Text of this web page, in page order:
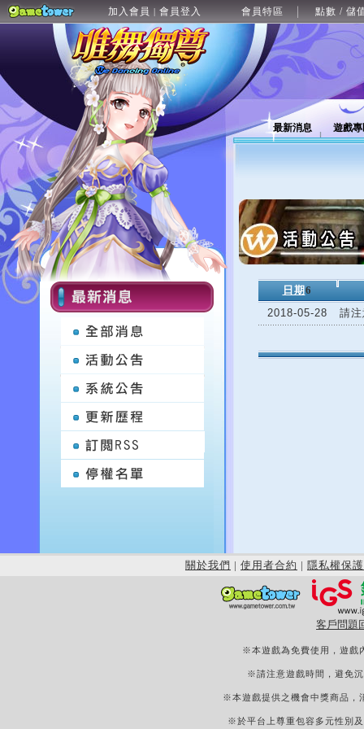
加入會員 | 會員登入 會員特區 點數 / 儲
最新消息 遊戲
日期 6
2018-05-28
請
關於我們 | 使用者合約 | 隱私權保護
客戶問題
※本遊戲為免費使用，遊戲
※請注意遊戲時間，避免
※本遊戲提供之機會中獎商品，
※於平台上尊重包容多元性別